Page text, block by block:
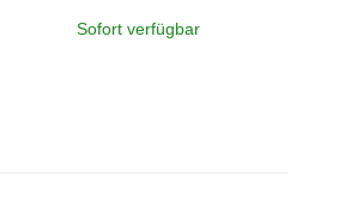
Sofort verfügbar